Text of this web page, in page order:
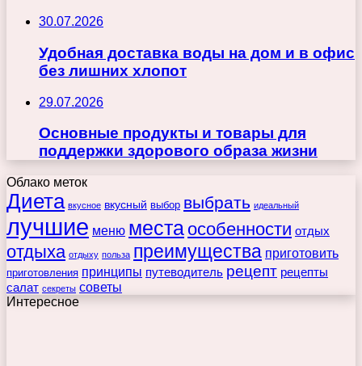
30.07.2026
Удобная доставка воды на дом и в офис
без лишних хлопот
29.07.2026
Основные продукты и товары для
поддержки здорового образа жизни
Облако меток
Диета вкусное вкусный выбор выбрать идеальный
лучшие меню места особенности отдых
отдыха отдыху польза преимущества приготовить
приготовления принципы путеводитель рецепт рецепты
салат секреты советы
Интересное